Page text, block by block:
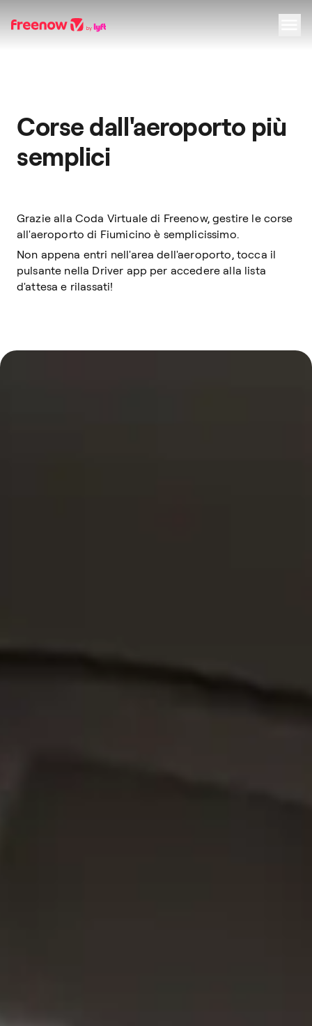
Corse dall'aeroporto più
semplici
Grazie alla Coda Virtuale di Freenow, gestire le corse
all'aeroporto di Fiumicino è semplicissimo.
Non appena entri nell'area dell'aeroporto, tocca il
pulsante nella Driver app per accedere alla lista
d'attesa e rilassati!